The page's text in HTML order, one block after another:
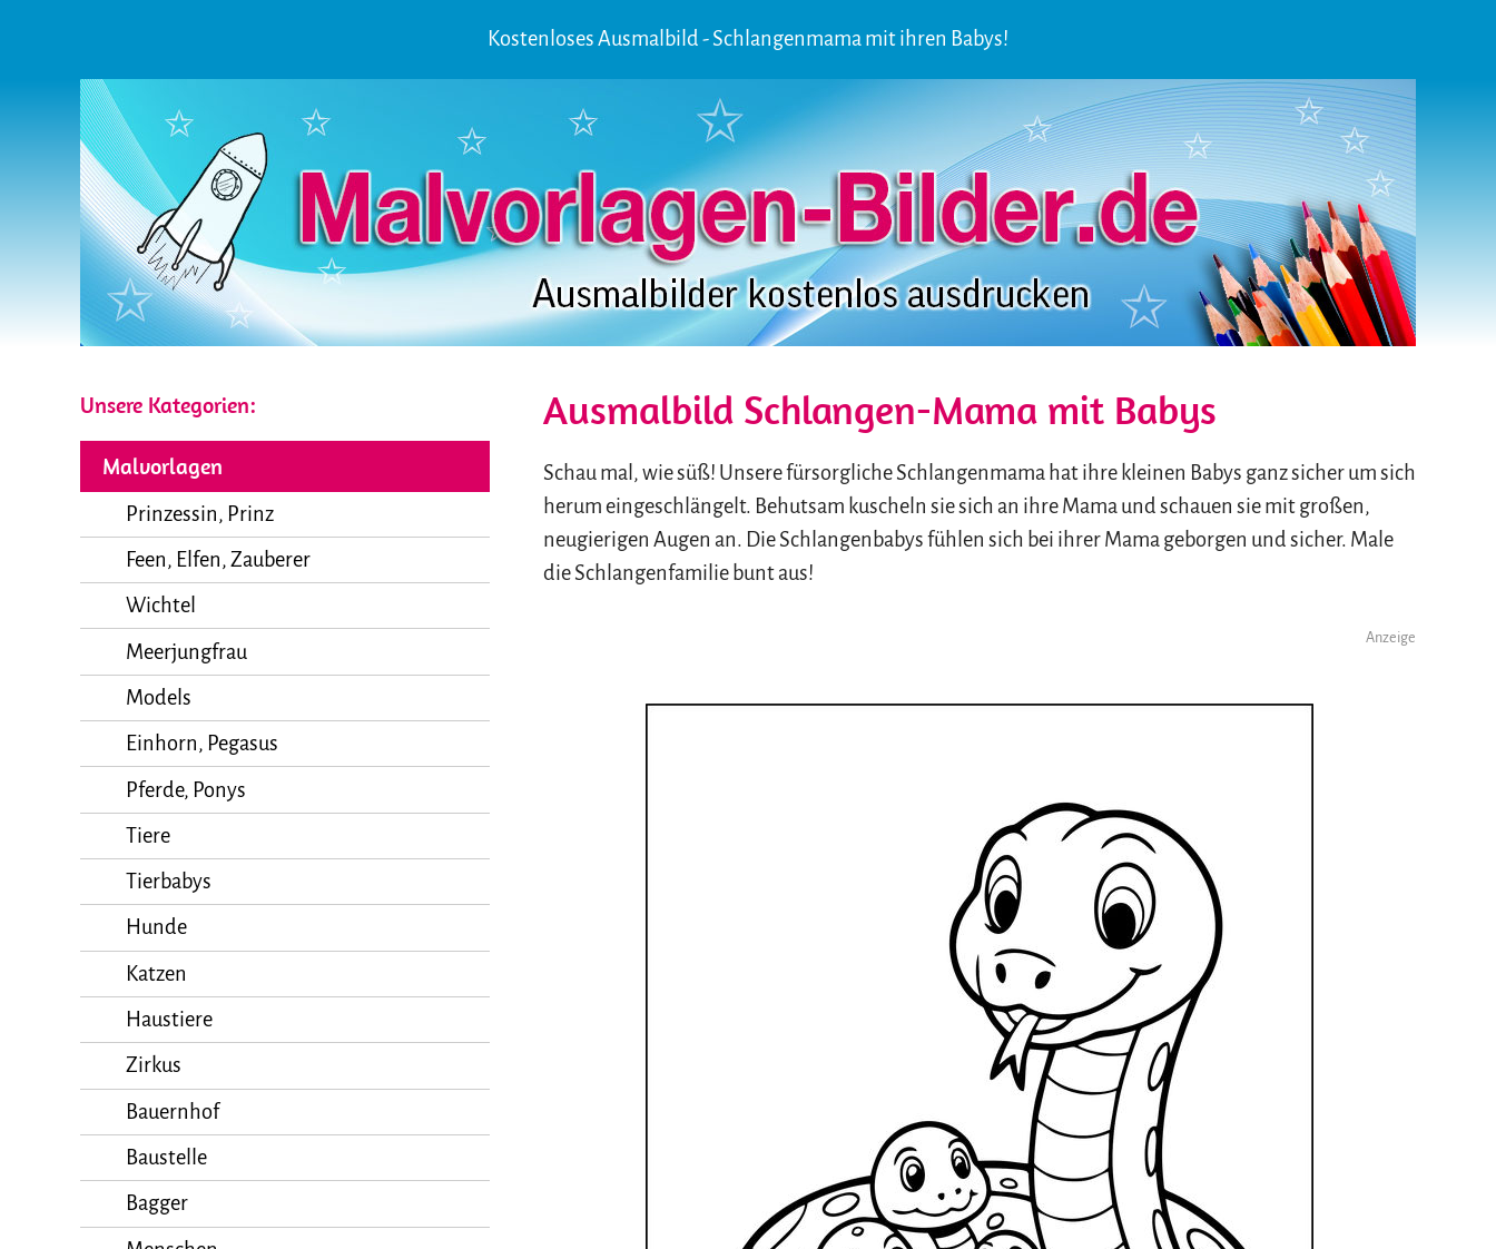
Kostenloses Ausmalbild - Schlangenmama mit ihren Babys!
Unsere Kategorien:
Malvorlagen
Prinzessin, Prinz
Feen, Elfen, Zauberer
Wichtel
Meerjungfrau
Models
Einhorn, Pegasus
Pferde, Ponys
Tiere
Tierbabys
Hunde
Katzen
Haustiere
Zirkus
Bauernhof
Baustelle
Bagger
Ausmalbild Schlangen-Mama mit Babys
Schau mal, wie süß! Unsere fürsorgliche Schlangenmama hat ihre kleinen Babys ganz sicher um sich
herum eingeschlängelt. Behutsam kuscheln sie sich an ihre Mama und schauen sie mit großen,
neugierigen Augen an. Die Schlangenbabys fühlen sich bei ihrer Mama geborgen und sicher. Male
die Schlangenfamilie bunt aus!
Anzeige